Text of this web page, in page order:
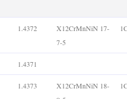
1.4372
X12CrMnNiN 17-
7-5
1.4371
1.4373
X12CrMnNiN 18-